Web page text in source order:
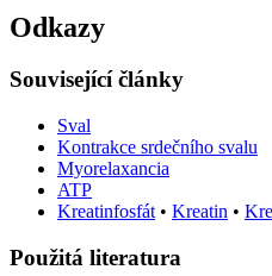
Odkazy
Související články
Sval
Kontrakce srdečního svalu
Myorelaxancia
ATP
Kreatinfosfát • Kreatin •
Použitá literatura